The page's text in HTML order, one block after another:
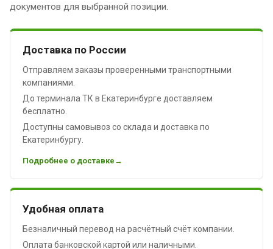
документов для выбранной позиции.
Доставка по России
Отправляем заказы проверенными транспортными
компаниями.
До терминала ТК в Екатеринбурге доставляем
бесплатно.
Доступны самовывоз со склада и доставка по
Екатеринбургу.
Подробнее о доставке
Удобная оплата
Безналичный перевод на расчётный счёт компании.
Оплата банковской картой или наличными.